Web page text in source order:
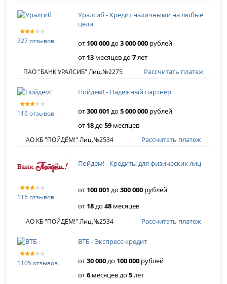
227 отзывов
Уралсиб - Кредит наличными на любые
цели
от 100 000до3 000 000 рублей
от 13 месяцев до7лет
ПАО "БАНК УРАЛСИБ" Лиц.№2275 Рассчитать платеж
116 отзывов
Пойдем! - Надежный партнер
от300 001 до5 000 000 рублей
от 18до59 месяцев
АО КБ "ПОЙДЁМ!" Лиц.№2534 Рассчитать платеж
116 отзывов
Пойдем! - Кредиты для физических лиц
от 100 001 до300 000 рублей
от 18до48 месяцев
АО КБ "ПОЙДЁМ!" Лиц.№2534 Рассчитать платеж
1105 отзывов
ВТБ - Экспресс-кредит
от30 000до 100 000 рублей
от6 месяцев до5лет